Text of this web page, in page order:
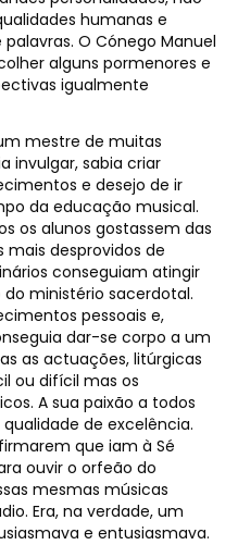
humanas e
O Cónego Manuel
alguns pormenores e
igualmente
mestre de muitas
invulgar, sabia criar
e desejo de ir
da educação musical.
os alunos gostassem das
mais desprovidos de
conseguiam atingir
ministério sacerdotal.
pessoais e,
dar-se corpo a um
as actuações, litúrgicas
ou difícil mas os
A sua paixão a todos
de excelência.
que iam à Sé
ouvir o orfeão do
mesmas músicas
Era, na verdade, um
e entusiasmava.